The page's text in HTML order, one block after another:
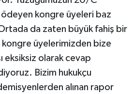
kongre üyeleri baz
Ortada da zaten büyük fahiş bir
üyelerimizden bize
eksiksiz olarak cevap
Bizim hukukçu
alınan rapor